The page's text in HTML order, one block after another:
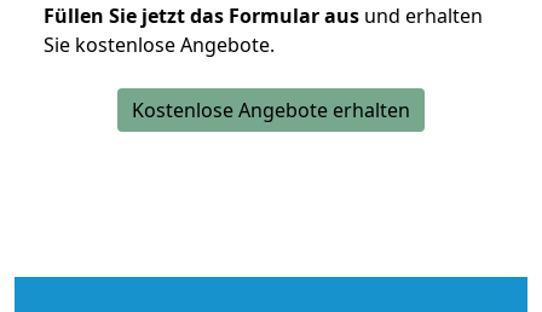
Füllen Sie jetzt das Formular aus und erhalten
Sie kostenlose Angebote.
Kostenlose Angebote erhalten